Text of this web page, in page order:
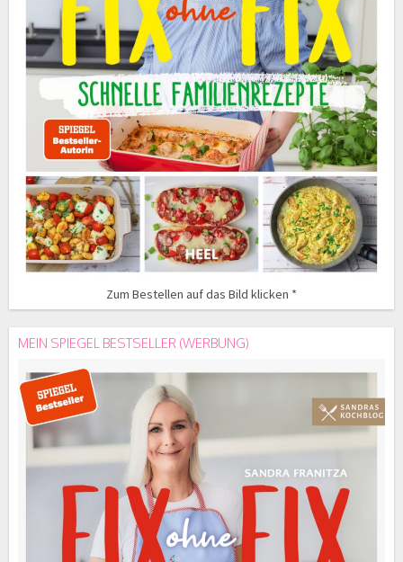
Zum Bestellen auf das Bild klicken *
MEIN SPIEGEL BESTSELLER (WERBUNG)